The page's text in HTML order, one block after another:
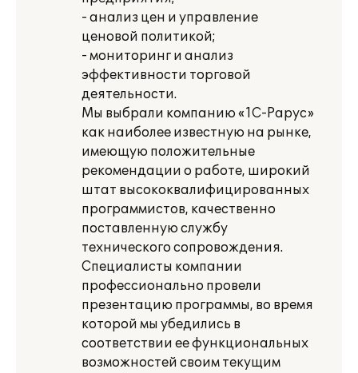
- анализ цен и управление
ценовой политикой;
- мониторинг и анализ
эффективности торговой
деятельности.
Мы выбрали компанию «1С-Рарус»
как наиболее известную на рынке,
имеющую положительные
рекомендации о работе, широкий
штат высококвалифицированных
программистов, качественно
поставленную службу
технического сопровождения.
Специалисты компании
профессионально провели
презентацию программы, во время
которой мы убедились в
соответствии ее функциональных
возможностей своим текущим